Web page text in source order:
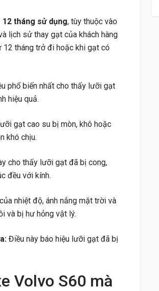
12 tháng sử dụng, tùy thuộc vào
lịch sử thay gạt của khách hàng
12 tháng trở đi hoặc khi gạt có
phổ biến nhất cho thấy lưỡi gạt
hiệu quả.
gạt cao su bị mòn, khô hoặc
khó chịu.
cho thấy lưỡi gạt đã bị cong,
đều với kính.
nhiệt độ, ánh nắng mặt trời và
và bị hư hỏng vật lý.
Điều này báo hiệu lưỡi gạt đã bị
Volvo S60 mà